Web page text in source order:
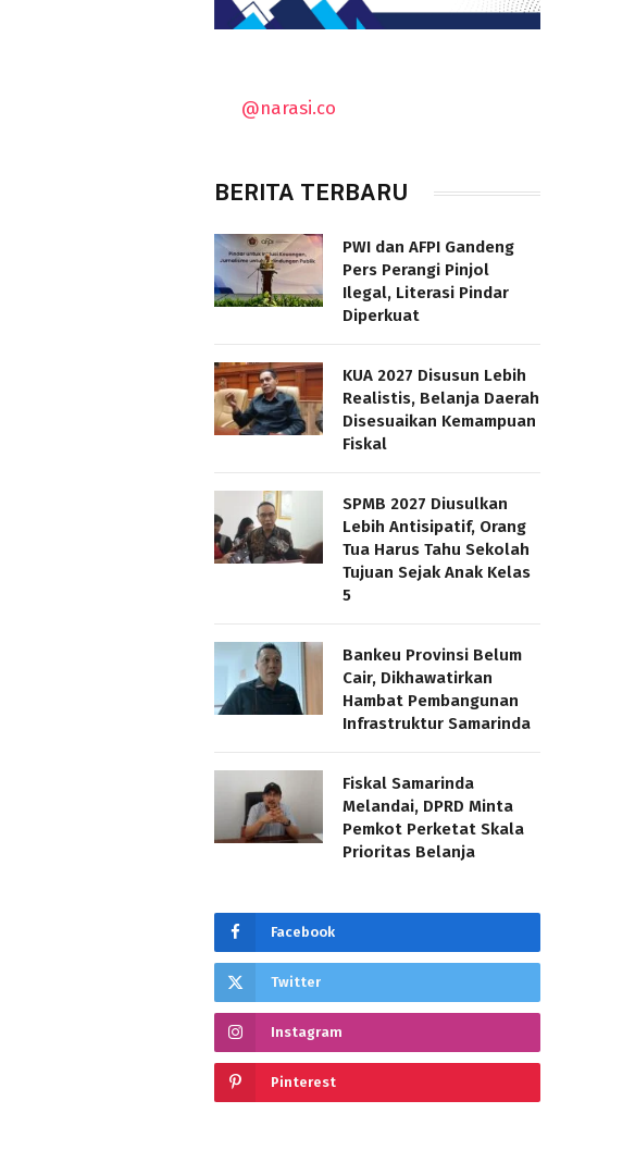
@narasi.co
BERITA TERBARU
PWI dan AFPI Gandeng
Pers Perangi Pinjol
Ilegal, Literasi Pindar
Diperkuat
KUA 2027 Disusun Lebih
Realistis, Belanja Daerah
Disesuaikan Kemampuan
Fiskal
SPMB 2027 Diusulkan
Lebih Antisipatif, Orang
Tua Harus Tahu Sekolah
Tujuan Sejak Anak Kelas
5
Bankeu Provinsi Belum
Cair, Dikhawatirkan
Hambat Pembangunan
Infrastruktur Samarinda
Fiskal Samarinda
Melandai, DPRD Minta
Pemkot Perketat Skala
Prioritas Belanja
Facebook
Twitter
Instagram
Pinterest